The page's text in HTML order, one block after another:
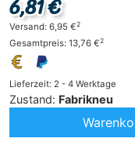
Lieferzeit: 2 - 4 Werktage
Zustand: Fabrikneu
6,81 €
Versand: 6,95 €2
Gesamtpreis: 13,76 €2